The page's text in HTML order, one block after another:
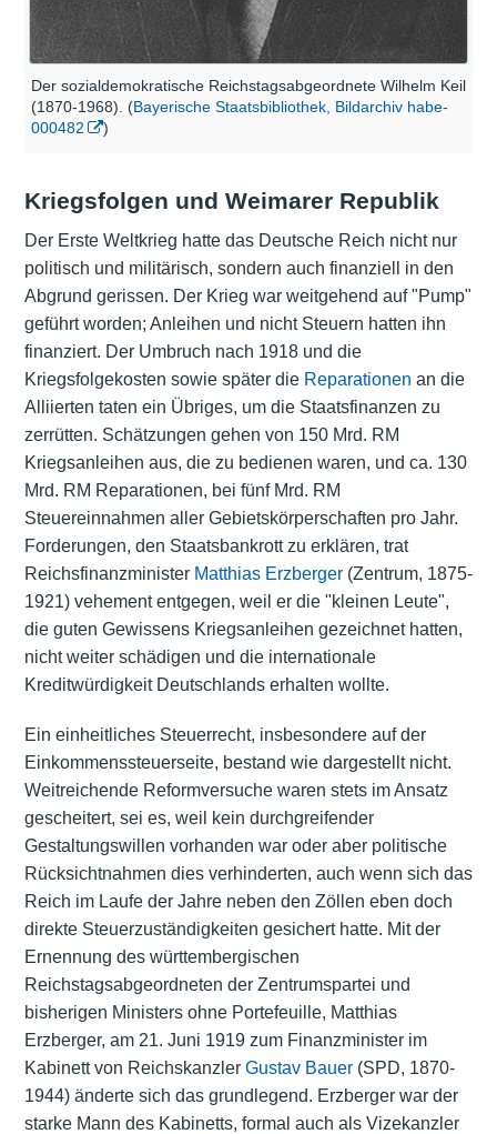
Der sozialdemokratische Reichstagsabgeordnete Wilhelm Keil
(1870-1968). (Bayerische Staatsbibliothek, Bildarchiv habe-
000482
)
Kriegsfolgen und Weimarer Republik
Der Erste Weltkrieg hatte das Deutsche Reich nicht nur
politisch und militärisch, sondern auch finanziell in den
Abgrund gerissen. Der Krieg war weitgehend auf "Pump"
geführt worden; Anleihen und nicht Steuern hatten ihn
finanziert. Der Umbruch nach 1918 und die
Kriegsfolgekosten sowie später die Reparationen an die
Alliierten taten ein Übriges, um die Staatsfinanzen zu
zerrütten. Schätzungen gehen von 150 Mrd. RM
Kriegsanleihen aus, die zu bedienen waren, und ca. 130
Mrd. RM Reparationen, bei fünf Mrd. RM
Steuereinnahmen aller Gebietskörperschaften pro Jahr.
Forderungen, den Staatsbankrott zu erklären, trat
Reichsfinanzminister Matthias Erzberger(Zentrum, 1875-
1921) vehement entgegen, weil er die "kleinen Leute",
die guten Gewissens Kriegsanleihen gezeichnet hatten,
nicht weiter schädigen und die internationale
Kreditwürdigkeit Deutschlands erhalten wollte.
Ein einheitliches Steuerrecht, insbesondere auf der
Einkommenssteuerseite, bestand wie dargestellt nicht.
Weitreichende Reformversuche waren stets im Ansatz
gescheitert, sei es, weil kein durchgreifender
Gestaltungswillen vorhanden war oder aber politische
Rücksichtnahmen dies verhinderten, auch wenn sich das
Reich im Laufe der Jahre neben den Zöllen eben doch
direkte Steuerzuständigkeiten gesichert hatte. Mit der
Ernennung des württembergischen
Reichstagsabgeordneten der Zentrumspartei und
bisherigen Ministers ohne Portefeuille, Matthias
Erzberger, am 21. Juni 1919 zum Finanzminister im
Kabinett von Reichskanzler Gustav Bauer(SPD, 1870-
1944) änderte sich das grundlegend. Erzberger war der
starke Mann des Kabinetts, formal auch als Vizekanzler